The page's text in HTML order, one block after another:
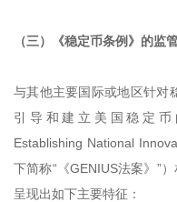
（三）《稳定币条例》的监
与其他主要国际或地区针对
引导和建立美国稳定币
Establishing National
下简称“《GENIUS法案》”
呈现出如下主要特征：